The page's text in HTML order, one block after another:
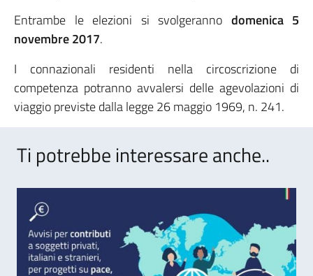
Entrambe le elezioni si svolgeranno domenica 5
novembre 2017.
I connazionali residenti nella circoscrizione di
competenza potranno avvalersi delle agevolazioni di
viaggio previste dalla legge 26 maggio 1969, n. 241.
Ti potrebbe interessare anche..